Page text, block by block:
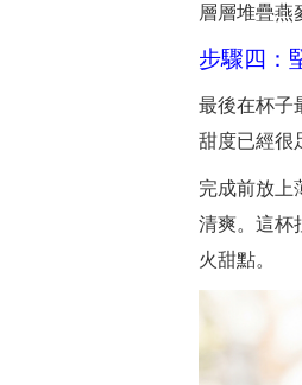
層層堆疊燕
步驟四：
最後在杯子
甜度已經很
完成前放上
清爽。這杯
火甜點。